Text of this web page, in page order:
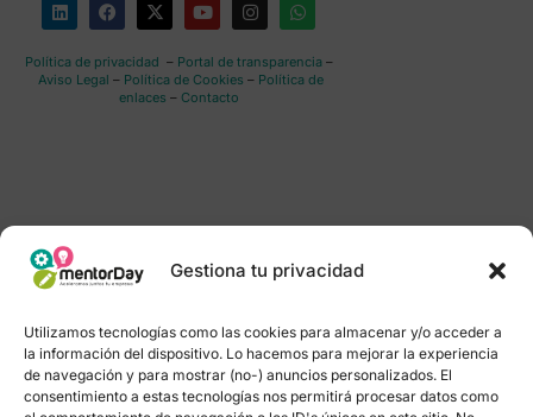
Gestiona tu privacidad
Utilizamos tecnologías como las cookies para almacenar y/o acceder a
la información del dispositivo. Lo hacemos para mejorar la experiencia
de navegación y para mostrar (no-) anuncios personalizados. El
consentimiento a estas tecnologías nos permitirá procesar datos como
Política de privacidad – Portal de transparencia–
Aviso Legal – Política de Cookies – Política de
enlaces – Contacto